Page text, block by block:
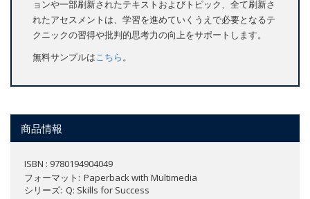
ョンや一部刷新されたテキストおよびトピック、全て刷新さ
れたアセスメントは、学習を進めていくうえで必要となるテ
クニックの習得や批判的思考力の向上をサポートします。
無料サンプルはこちら。
商品情報
ISBN : 9780194904049
フォーマット
Paperback with Multimedia
シリーズ Q: Skills for Success